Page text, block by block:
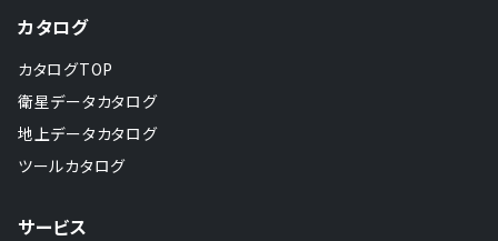
カタログ
カタログTOP
衛星データカタログ
地上データカタログ
ツールカタログ
サービス